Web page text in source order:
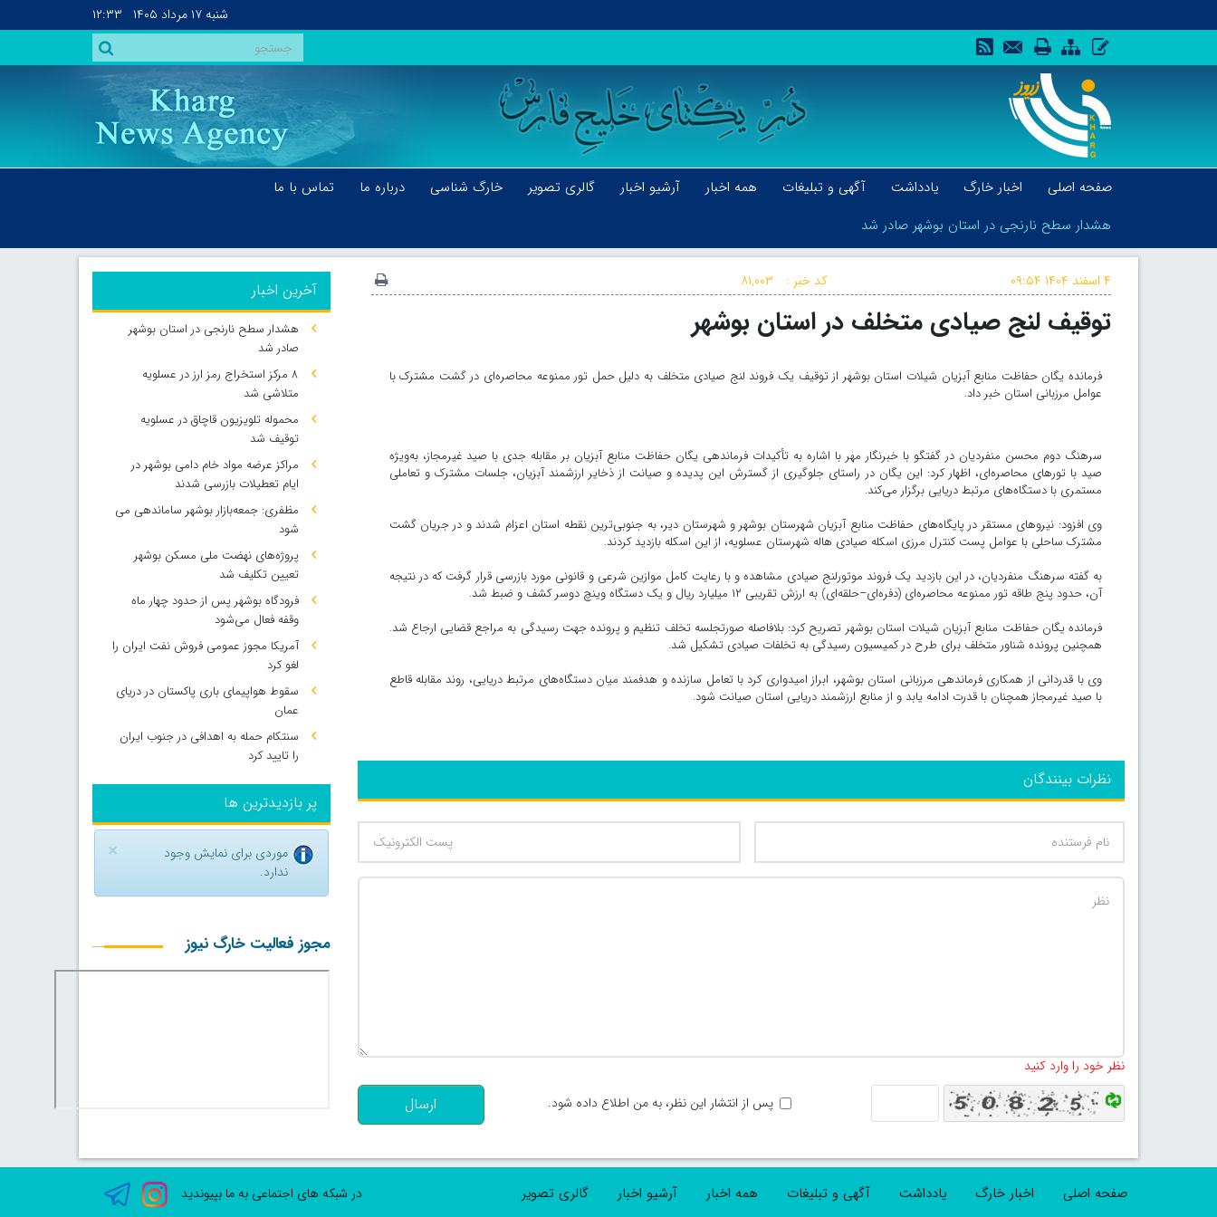
شنبه ۱۷ مرداد ۱۴۰۵ ۱۲:۳۳
صفحه اصلی اخبار خارگ یادداشت آگهی و تبلیغات همه اخبار آرشیو اخبار گالری تصویر خارگ شناسی درباره ما
تماس با ما
هشدار سطح نارنجی در استان بوشهر صادر شد
هشدار سطح نارنجی در استان بوشهر صادر شد
کد خبر : ۸۱,۰۰۳ ۴ اسفند ۱۴۰۴ ۰۹:۵۴
توقیف لنج صیادی متخلف در استان بوشهر
فرمانده یگان حفاظت منابع آبزیان شیلات استان بوشهر از توقیف یک فروند لنج صیادی متخلف به دلیل حمل تور ممنوعه محاصره‌ای در گشت مشترک با
عوامل مرزبانی استان خبر داد.
سرهنگ دوم محسن منفردیان در گفتگو با خبرنگار مهر با اشاره به تأکیدات فرماندهی یگان حفاظت منابع آبزیان بر مقابله جدی با صید غیرمجاز، به‌ویژه
صید با تورهای محاصره‌ای، اظهار کرد: این یگان در راستای جلوگیری از گسترش این پدیده و صیانت از ذخایر ارزشمند آبزیان، جلسات مشترک و تعاملی
مستمری با دستگاه‌های مرتبط دریایی برگزار می‌کند.
وی افزود: نیروهای مستقر در پایگاه‌های حفاظت منابع آبزیان شهرستان بوشهر و شهرستان دیر، به جنوبی‌ترین نقطه استان اعزام شدند و در جریان گشت
مشترک ساحلی با عوامل پست کنترل مرزی اسکله صیادی هاله شهرستان عسلویه، از این اسکله بازدید کردند.
به گفته سرهنگ منفردیان، در این بازدید یک فروند موتورلنج صیادی مشاهده و با رعایت کامل موازین شرعی و قانونی مورد بازرسی قرار گرفت که در نتیجه
آن، حدود پنج طاقه تور ممنوعه محاصره‌ای (دفره‌ای–حلقه‌ای) به ارزش تقریبی ۱۲ میلیارد ریال و یک دستگاه وینچ دوسر کشف و ضبط شد.
فرمانده یگان حفاظت منابع آبزیان شیلات استان بوشهر تصریح کرد: بلافاصله صورتجلسه تخلف تنظیم و پرونده جهت رسیدگی به مراجع قضایی ارجاع شد.
همچنین پرونده شناور متخلف برای طرح در کمیسیون رسیدگی به تخلفات صیادی تشکیل شد.
وی با قدردانی از همکاری فرماندهی مرزبانی استان بوشهر، ابراز امیدواری کرد با تعامل سازنده و هدفمند میان دستگاه‌های مرتبط دریایی، روند مقابله قاطع
با صید غیرمجاز همچنان با قدرت ادامه یابد و از منابع ارزشمند دریایی استان صیانت شود.
نظرات بینندگان
نظر خود را وارد کنید
پس از انتشار این نظر، به من اطلاع داده شود.
ارسال
آخرین اخبار
هشدار سطح نارنجی در استان بوشهر
صادر شد
۸ مرکز استخراج رمز ارز در عسلویه
متلاشی شد
محموله تلویزیون قاچاق در عسلویه
توقیف شد
مراکز عرضه مواد خام دامی بوشهر در
ایام تعطیلات بازرسی شدند
مظفری: جمعه‌بازار بوشهر ساماندهی می‌
شود
پروژه‌های نهضت ملی مسکن بوشهر
تعیین تکلیف شد
فرودگاه بوشهر پس از حدود چهار ماه
وقفه فعال می‌شود
آمریکا مجوز عمومی فروش نفت ایران را
لغو کرد
سقوط هواپیمای باری پاکستان در دریای
عمان
سنتکام حمله به اهدافی در جنوب ایران
را تایید کرد
پر بازدیدترین ها
×
موردی برای نمایش وجود
ندارد.
مجوز فعالیت خارگ نیوز
صفحه اصلی اخبار خارگ یادداشت آگهی و تبلیغات همه اخبار آرشیو اخبار گالری تصویر در شبکه های اجتماعی به ما بپیوندید